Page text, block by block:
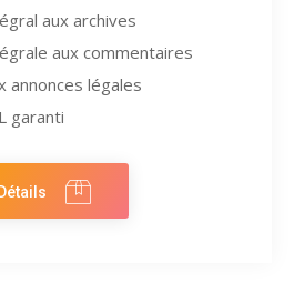
aux archives
aux commentaires
annonces légales
garanti
Détails